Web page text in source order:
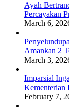
Ayah
Percayakan
March 6,
Amankan 2
March 3,
Imparsial
Kementerian
February 7,